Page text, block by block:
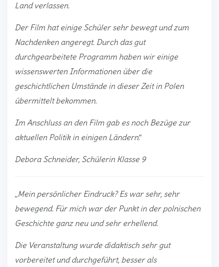
Land verlassen.
Der Film hat einige Schüler sehr bewegt und zum
Nachdenken angeregt. Durch das gut
durchgearbeitete Programm haben wir einige
wissenswerten Informationen über die
geschichtlichen Umstände in dieser Zeit in Polen
übermittelt bekommen.
Im Anschluss an den Film gab es noch Bezüge zur
aktuellen Politik in einigen Ländern.“
Debora Schneider, Schülerin Klasse 9
„Mein persönlicher Eindruck? Es war sehr, sehr
bewegend. Für mich war der Punkt in der polnischen
Geschichte ganz neu und sehr erhellend.
Die Veranstaltung wurde didaktisch sehr gut
vorbereitet und durchgeführt, besser als